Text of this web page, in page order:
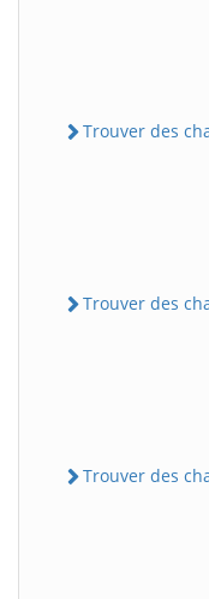
Trouver des
Trouver des
Trouver des